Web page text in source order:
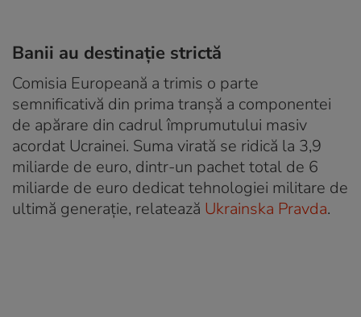
Banii au destinație strictă
Comisia Europeană a trimis o parte
semnificativă din prima tranșă a componentei
de apărare din cadrul împrumutului masiv
acordat Ucrainei. Suma virată se ridică la 3,9
miliarde de euro, dintr-un pachet total de 6
miliarde de euro dedicat tehnologiei militare de
ultimă generație, relatează Ukrainska Pravda.